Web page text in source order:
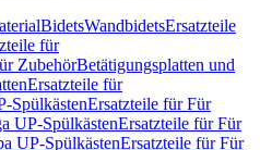
BidetsWandbidetsErsatzteile
für
ZubehörBetätigungsplatten und
Ersatzteile für
SpülkästenErsatzteile für Für
UP-SpülkästenErsatzteile für Für
UP-SpülkästenErsatzteile für Für